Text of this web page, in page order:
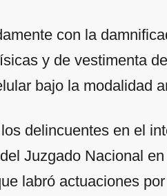
con la
y de vestimenta
bajo la modalidad
delincuentes en el
Juzgado Nacional
labró actuaciones